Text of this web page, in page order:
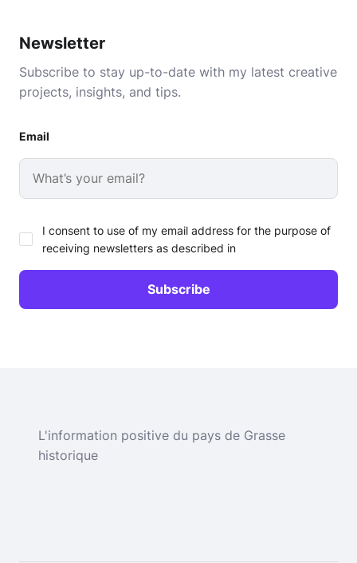
Newsletter
Subscribe to stay up-to-date with my latest creative
projects, insights, and tips.
Email
I consent to use of my email address for the purpose of
receiving newsletters as described in
L'information positive du pays de Grasse
historique